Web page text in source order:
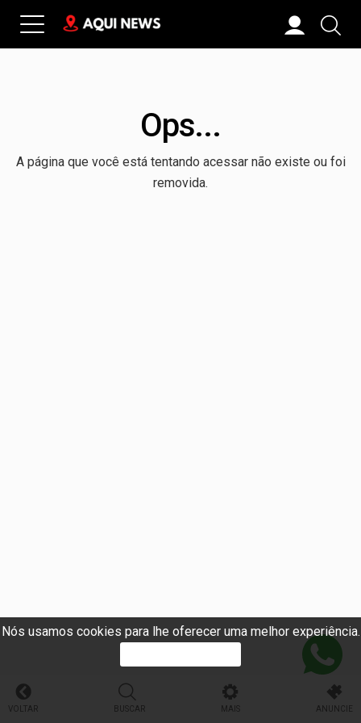
Nós usamos cookies para lhe oferecer uma melhor experiência.
Ops...
A página que você está tentando acessar não existe ou foi
removida.
VOLTAR BUSCAR MAIS ANUNCIE